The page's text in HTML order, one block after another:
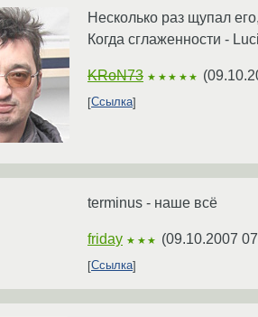
Несколько раз щупал
Когда сглаженности -
KRoN73 ★★★★★ (
Ссылка
terminus - наше всё
friday ★★★ (09.10.2007
Ссылка